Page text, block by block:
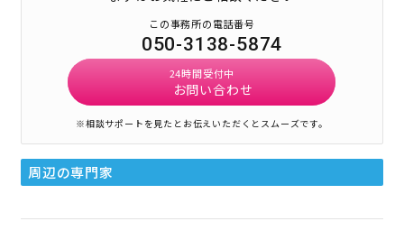
この事務所の電話番号
050-3138-5874
24時間受付中
お問い合わせ
※相談サポートを見たとお伝えいただくとスムーズです。
周辺の専門家